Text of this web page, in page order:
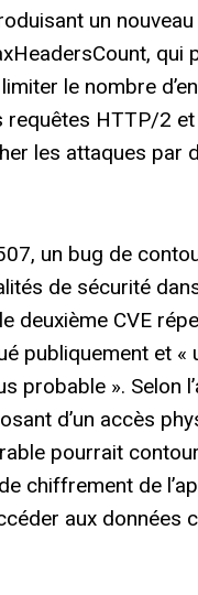
un
qui
le nombre
requêtes HTTP/2
les attaques par
un bug de
de sécurité
deuxième CVE
publiquement et «
probable ». Selon
d’un accès
pourrait
chiffrement de
aux données